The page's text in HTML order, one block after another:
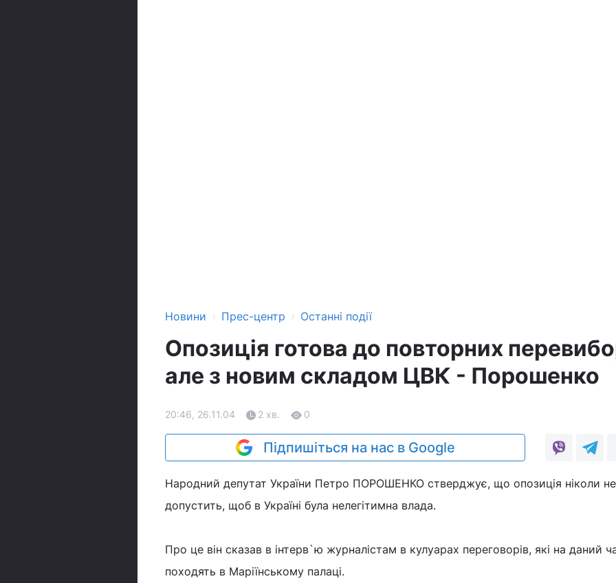
Новини › Прес-центр › Останні події
Опозиція готова до повторних
але з новим складом ЦВК - Порошенко
20:46, 26.11.04 2 хв. 0
Підпишіться на нас в Google
Народний депутат України Петро ПОРОШЕНКО стверджує, що опозиція ніколи не
допустить, щоб в Україні була нелегітимна влада.
Про це він сказав в інтерв`ю журналістам в кулуарах переговорів, які на даний
походять в Маріїнському палаці.